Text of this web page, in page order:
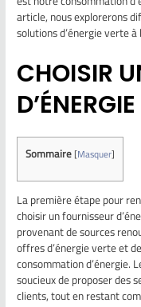
article, nous explorerons
solutions d’énergie verte à
CHOISIR
Sommaire[Masquer]
La première étape pour
choisir un fournisseur
provenant de sources
offres d’énergie verte et
consommation d’énergie.
soucieux de proposer des
clients, tout en restant